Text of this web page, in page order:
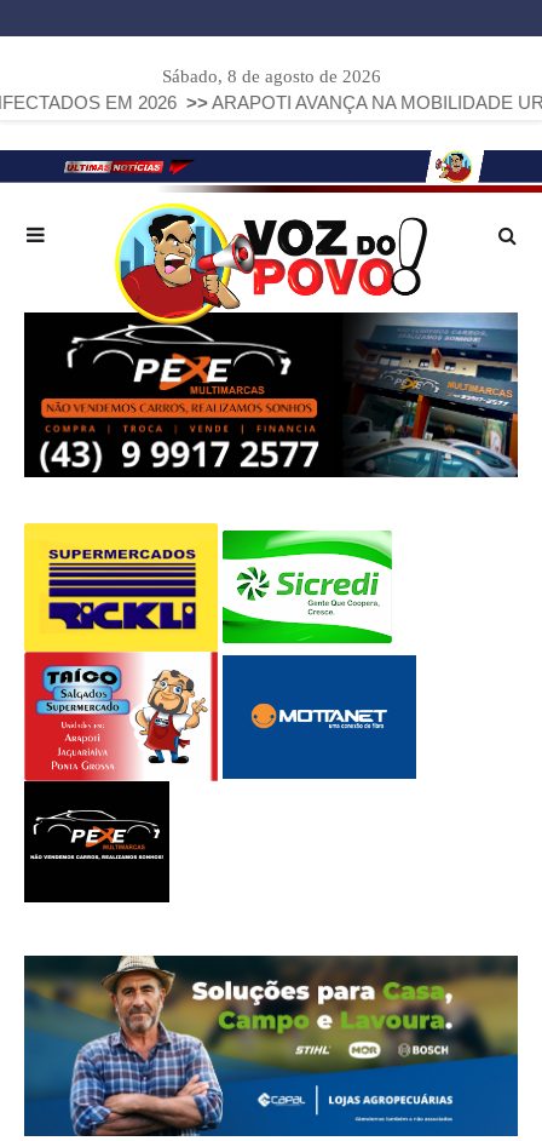
Sábado, 8 de agosto de 2026
2026 >> ARAPOTI AVANÇA NA MOBILIDADE URBANA